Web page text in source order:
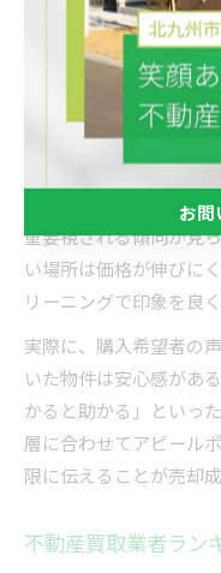
福岡県で家を売る際に
徴を押さえることが高
交通アクセスや周辺環
外では土地の広さや静
例えば、福岡市内で人
戸建てがよく売れます
重要視される傾向が見
い場所は価格が伸びに
リーニングで印象を良
実際に、購入希望者の
いた物件は安心感があ
かると助かる」といっ
層に合わせてアピール
限に伝えることが売却
不動産買取業者ラン
お問
お問